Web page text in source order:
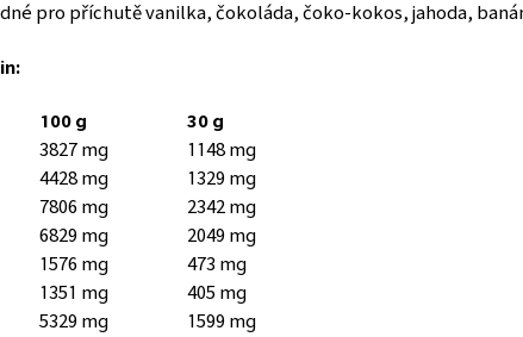
pro příchutě vanilka, čokoláda, čoko-kokos, jahoda,
100 g
30 g
3827 mg
1148 mg
4428 mg
1329 mg
7806 mg
2342 mg
6829 mg
2049 mg
1576 mg
473 mg
1351 mg
405 mg
5329 mg
1599 mg